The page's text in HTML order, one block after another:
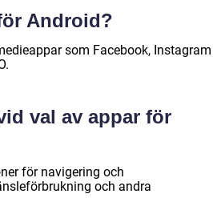
Android?
som Facebook, Instagram
val av appar för
för navigering och
och andra